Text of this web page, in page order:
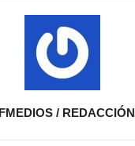
/ REDACCIÓN